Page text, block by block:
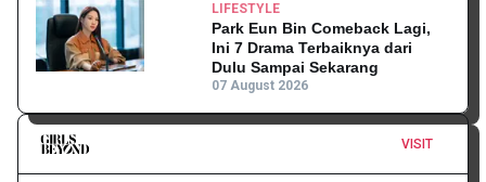
LIFESTYLE
Park Eun Bin Comeback Lagi,
Ini 7 Drama Terbaiknya dari
Dulu Sampai Sekarang
07 August 2026
VISIT